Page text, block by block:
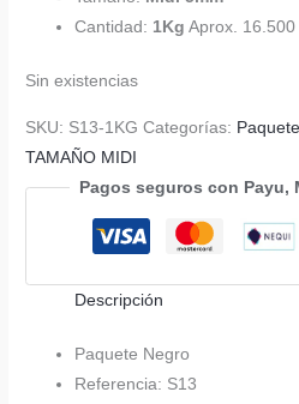
Cantidad: 1Kg Aprox. 16.500
Sin existencias
SKU: S13-1KG Categorías:
TAMAÑO MIDI
Pagos seguros con Payu,
Descripción
Paquete Negro
Referencia: S13